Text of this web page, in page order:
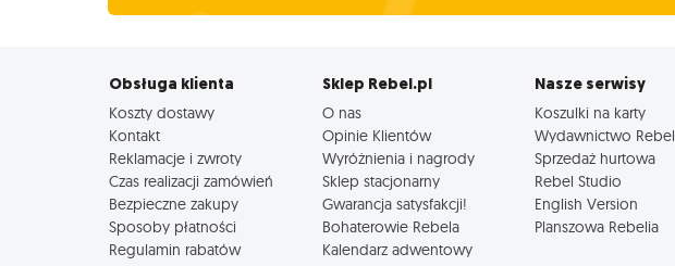
Obsługa klienta
Koszty dostawy
Kontakt
Reklamacje i zwroty
Czas realizacji zamówień
Bezpieczne zakupy
Sposoby płatności
Regulamin rabatów
Sklep Rebel.pl
O nas
Opinie Klientów
Wyróżnienia i nagrody
Sklep stacjonarny
Gwarancja satysfakcji!
Bohaterowie Rebela
Kalendarz adwentowy
Nasze serwisy
Koszulki na karty
Wydawnictwo Rebel
Sprzedaż hurtowa
Rebel Studio
English Version
Planszowa Rebelia